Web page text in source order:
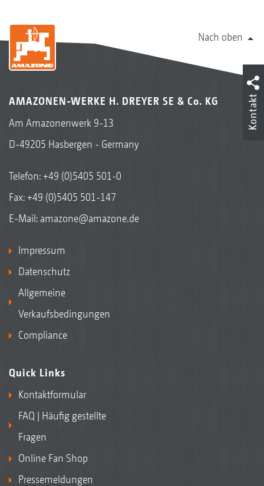
Nach oben
AMAZONEN-WERKE H. DREYER SE & Co. KG
Am Amazonenwerk 9-13
D-49205 Hasbergen - Germany
Telefon:+49 (0)5405 501-0
Fax: +49 (0)5405 501-147
E-Mail: amazone@amazone.de
Impressum
Datenschutz
Allgemeine
Verkaufsbedingungen
Compliance
Quick Links
Kontaktformular
FAQ | Häufig gestellte
Fragen
Online Fan Shop
Pressemeldungen
Kontakt